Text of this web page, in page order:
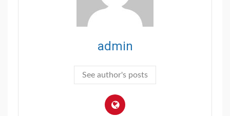
admin
See author's posts